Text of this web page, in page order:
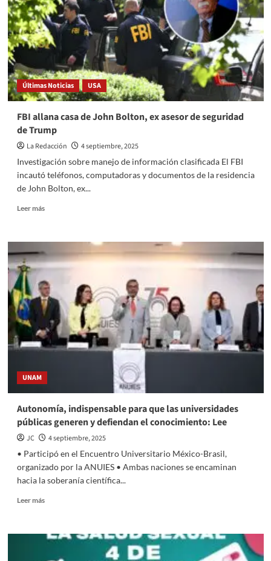
Defensa
se
unen
para
restaurar
bosques
con
más
de
millón
de
plantas
Últimas Noticias USA
FBI allana casa de John Bolton, ex asesor de seguridad
de Trump
La Redacción
4 septiembre, 2025
Investigación sobre manejo de información clasificada El FBI
incautó teléfonos, computadoras y documentos de la residencia
de John Bolton, ex...
Leer másRead
FBI
allana
casa
John
Bolton,
ex
asesor
de
seguridad
UNAM
Autonomía, indispensable para que las universidades
públicas generen y defiendan el conocimiento: Lee
JC
4 septiembre, 2025
• Participó en el Encuentro Universitario México-Brasil,
organizado por la ANUIES • Ambas naciones se encaminan
hacia la soberanía científica...
Leer másRead
Autonomía,